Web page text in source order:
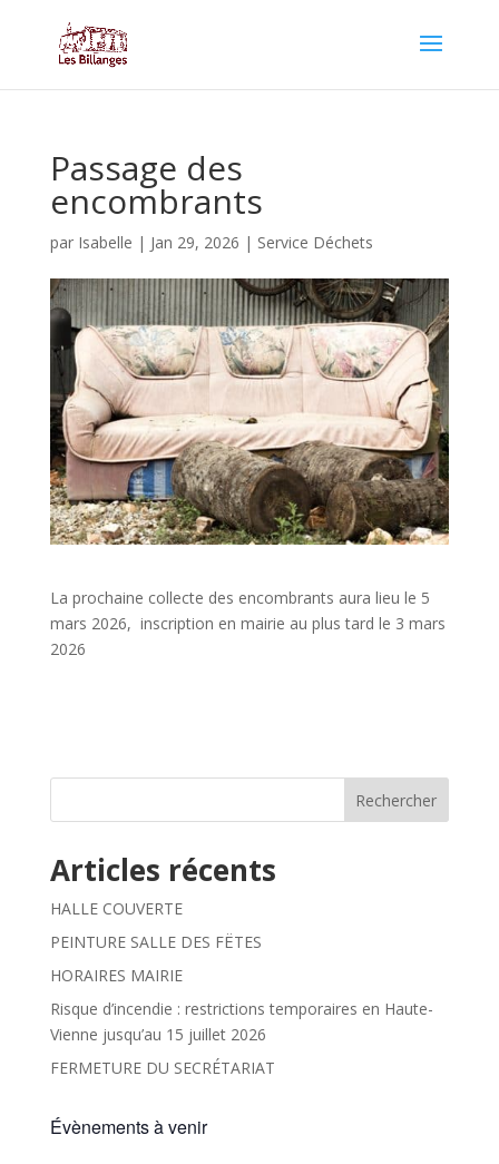
Passage des
encombrants
par Isabelle | Jan 29, 2026 | Service Déchets
La prochaine collecte des encombrants aura lieu le 5
mars 2026, inscription en mairie au plus tard le 3 mars
2026
Rechercher
Articles récents
HALLE COUVERTE
PEINTURE SALLE DES FËTES
HORAIRES MAIRIE
Risque d’incendie : restrictions temporaires en Haute-
Vienne jusqu’au 15 juillet 2026
FERMETURE DU SECRÉTARIAT
Évènements à venir